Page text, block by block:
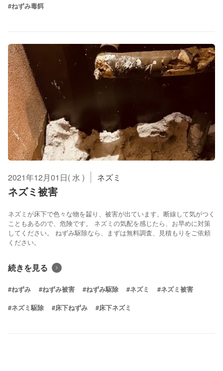
#ねずみ毒餌
2021年12月01日( 水 ) ネズミ
ネズミ被害
ネズミが床下で色々な物を齧り、被害が出ています。断線して気がつく
こともあるので、危険です。 ネズミの気配を感じたら、お早めに対策
してください。 ねずみ駆除なら、まずは無料調査、見積もりをご依頼
ください。
続きを見る
#ねずみ #ねずみ被害 #ねずみ駆除 #ネズミ #ネズミ被害
#ネズミ駆除 #床下ねずみ #床下ネズミ